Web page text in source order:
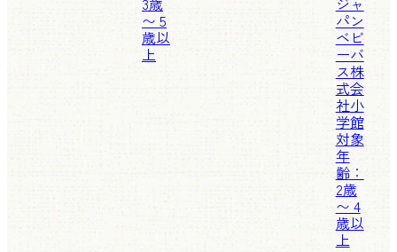
〜 5
歳以
上
パン
ベビ
ーバ
ス株
式会
社小
学館
対象
年
齢：
2歳
〜 4
歳以
上